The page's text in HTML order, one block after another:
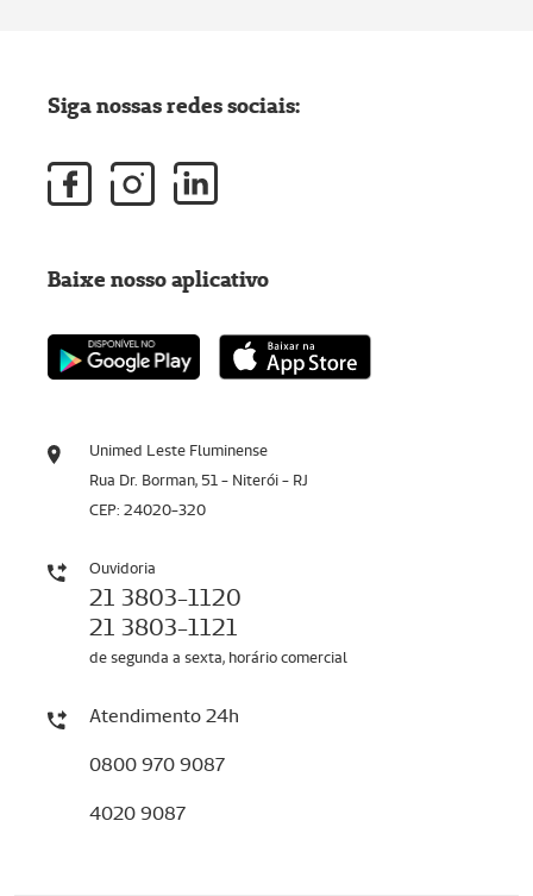
Unimed Leste Fluminense
Rua Dr. Borman, 51 - Niterói - RJ
CEP: 24020-320
Ouvidoria
21 3803-1120
21 3803-1121
de segunda a sexta, horário comercial
Atendimento 24h
0800 970 9087
4020 9087
Siga nossas redes sociais:
Baixe nosso aplicativo